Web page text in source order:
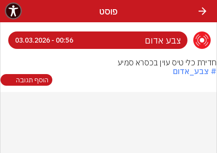
פוסט
צבע אדום 00:56 - 03.03.2026
חדירת כלי טיס עוין בכסרא סמיע
# צבע_אדום
הוסף תגובה